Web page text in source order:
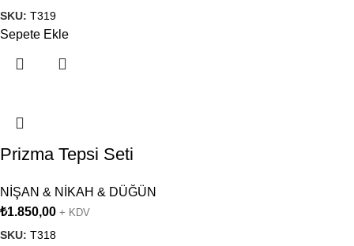
SKU: T319
Sepete Ekle
Prizma Tepsi Seti
NİŞAN & NİKAH & DÜĞÜN
₺1.850,00 + KDV
SKU: T318